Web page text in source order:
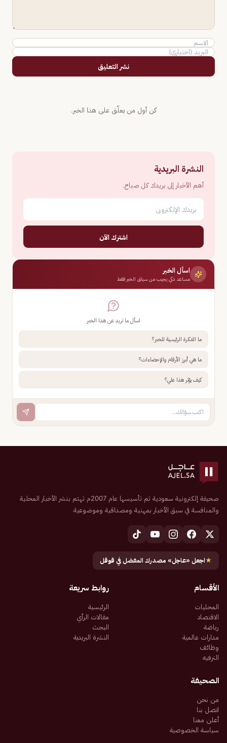
نشر التعليق
كن أول من يعلّق على هذا الخبر.
النشرة البريدية
أهم الأخبار إلى بريدك كل صباح.
اشترك الآن
اسأل الخبر
مساعد ذكي يجيب من سياق الخبر فقط
اسأل ما تريد عن هذا الخبر
ما الفكرة الرئيسية للخبر؟
ما هي أبرز الأرقام والإحصاءات؟
كيف يؤثر هذا علي؟
صحيفة إلكترونية سعودية تم تأسيسها عام 2007م تهتم بنشر الأخبار المحلية
والمنافسة في سبق الأخبار بمهنية ومصداقية وموضوعية
★اجعل «عاجل» مصدرك المفضل في قوقل
الأقسام
المحليات
الاقتصاد
رياضة
مدارات عالمية
وظائف
الترفيه
روابط سريعة
الرئيسية
مقالات الرأي
البحث
النشرة البريدية
الصحيفة
من نحن
اتصل بنا
أعلن معنا
سياسة الخصوصية